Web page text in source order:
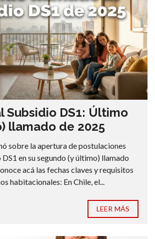
Subsidio DS1: Último
llamado de 2025
sobre la apertura de postulaciones
en su segundo (y último) llamado
acá las fechas claves y requisitos
habitacionales: En Chile, el...
LEER MÁS